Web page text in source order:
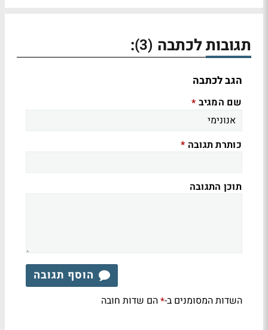
תגובות לכתבה (3)
:
הגב לכתבה
שם המגיב *
כותרת תגובה *
תוכן התגובה
הוסף תגובה
השדות המסומנים ב-*הם שדות חובה